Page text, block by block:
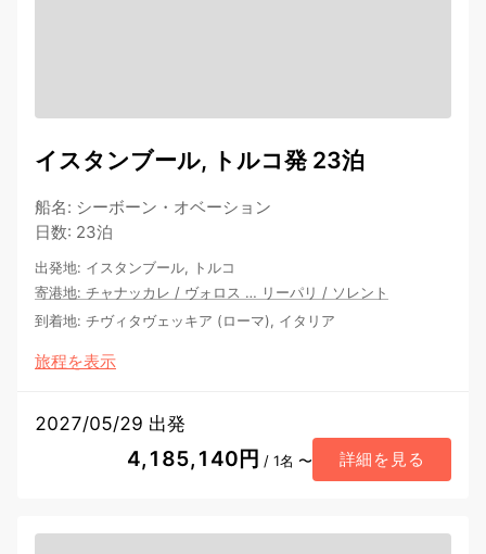
イスタンブール, トルコ発 23泊
船名: シーボーン・オベーション
日数: 23泊
出発地: イスタンブール, トルコ
寄港地: チャナッカレ / ヴォロス … リーパリ / ソレント
到着地: チヴィタヴェッキア (ローマ), イタリア
旅程を表示
2027/05/29 出発
4,185,140円 / 1名 〜 詳細を見る